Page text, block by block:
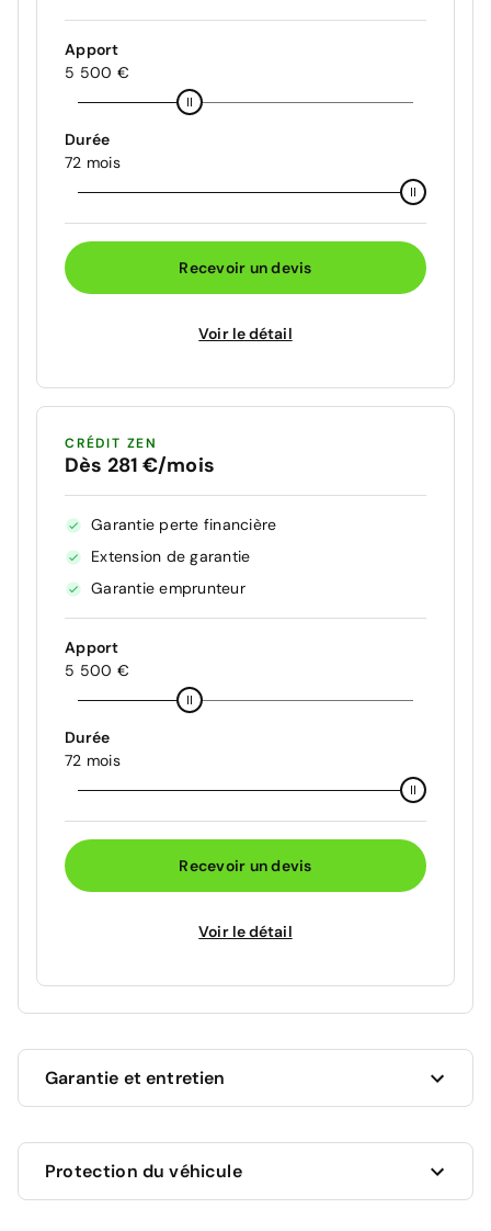
Apport
5 500 €
Durée
72 mois
Recevoir un devis
Voir le détail
CRÉDIT ZEN
Dès 281 €/mois
Garantie perte financière
Extension de garantie
Garantie emprunteur
Apport
5 500 €
Durée
72 mois
Recevoir un devis
Voir le détail
Garantie et entretien
jusqu'au 29/04/2028 soit pour une durée de 20
mois. Les travaux couverts par la garantie seront
Protection du véhicule